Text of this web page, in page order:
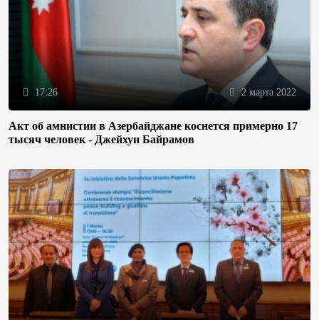
17:26 2 марта 2022
Акт об амнистии в Азербайджане коснется примерно 17
тысяч человек - Джейхун Байрамов